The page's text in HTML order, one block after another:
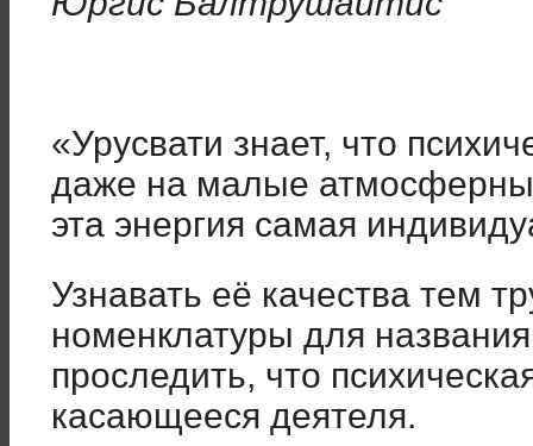
«Урусвати знает, что
даже на малые
эта энергия самая
Узнавать её качества тем
номенклатуры для
проследить, что
касающееся деятеля.